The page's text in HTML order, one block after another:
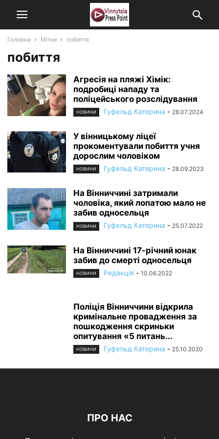
Головна Мітки побиття
побиття
Агресія на пляжі Хімік:
подробиці нападу та
поліцейського розслідування
НОВИНИ Гуфельд Катерина - 28.07.2024
У вінницькому ліцеї
прокоментували побиття учня
дорослим чоловіком
НОВИНИ Гуфельд Катерина - 28.09.2023
На Вінниччині затримали
чоловіка, який лопатою мало не
забив односельця
НОВИНИ Гуфельд Катерина - 25.07.2022
На Вінниччині 17-річний юнак
забив до смерті односельця
НОВИНИ Редакція - 10.06.2022
Поліція Вінниччини відкрила
кримінальне провадження за
пошкодження скриньки
опитування «5 питань...
НОВИНИ Гуфельд Катерина - 25.10.2020
ПРО НАС